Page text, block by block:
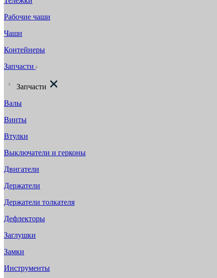
Рабочие чаши
Чаши
Контейнеры
Запчасти
Запчасти
Валы
Винты
Втулки
Выключатели и герконы
Двигатели
Держатели
Держатели толкателя
Дефлекторы
Заглушки
Замки
Инструменты